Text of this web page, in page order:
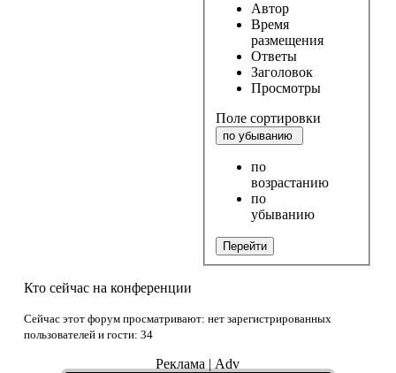
Автор
Время
размещения
Ответы
Заголовок
Просмотры
Поле сортировки
по убыванию
по
возрастанию
по
убыванию
Перейти
Кто сейчас на конференции
Сейчас этот форум просматривают: нет зарегистрированных
пользователей и гости: 34
Реклама | Adv